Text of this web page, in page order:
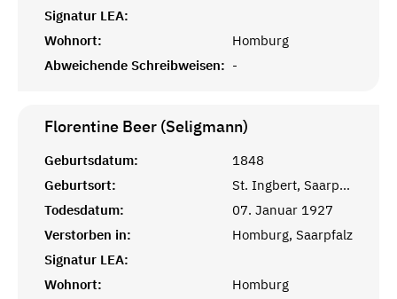
Signatur LEA:
Wohnort:
Homburg
Abweichende Schreibweisen: -
Florentine Beer (Seligmann)
Geburtsdatum:
1848
Geburtsort:
St. Ingbert, Saarpfalz
Todesdatum:
07. Januar 1927
Verstorben in:
Homburg, Saarpfalz
Signatur LEA:
Wohnort:
Homburg